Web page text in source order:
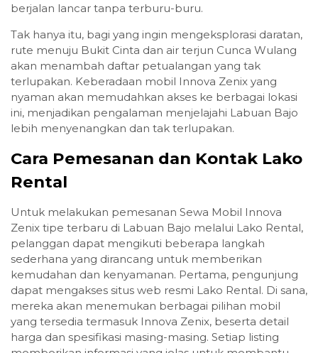
berjalan lancar tanpa terburu-buru.
Tak hanya itu, bagi yang ingin mengeksplorasi daratan,
rute menuju Bukit Cinta dan air terjun Cunca Wulang
akan menambah daftar petualangan yang tak
terlupakan. Keberadaan mobil Innova Zenix yang
nyaman akan memudahkan akses ke berbagai lokasi
ini, menjadikan pengalaman menjelajahi Labuan Bajo
lebih menyenangkan dan tak terlupakan.
Cara Pemesanan dan Kontak Lako
Rental
Untuk melakukan pemesanan Sewa Mobil Innova
Zenix tipe terbaru di Labuan Bajo melalui Lako Rental,
pelanggan dapat mengikuti beberapa langkah
sederhana yang dirancang untuk memberikan
kemudahan dan kenyamanan. Pertama, pengunjung
dapat mengakses situs web resmi Lako Rental. Di sana,
mereka akan menemukan berbagai pilihan mobil
yang tersedia termasuk Innova Zenix, beserta detail
harga dan spesifikasi masing-masing. Setiap listing